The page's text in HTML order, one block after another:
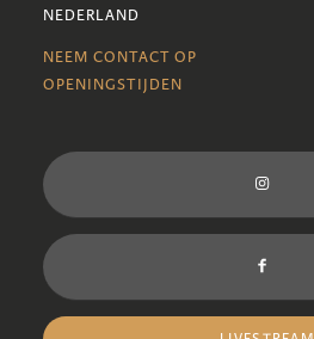
NEDERLAND
NEEM CONTACT OP
OPENINGSTIJDEN